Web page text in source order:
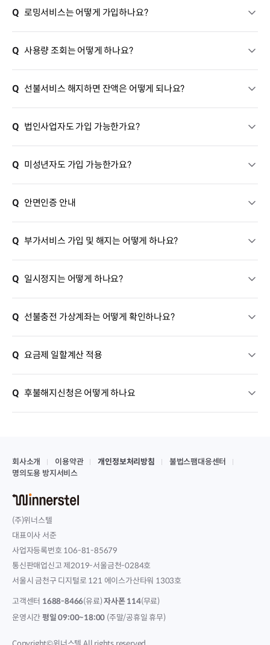
Q 로밍서비스는 어떻게 가입하나요?
Q 사용량 조회는 어떻게 하나요?
Q 선불서비스 해지하면 잔액은 어떻게 되나요?
Q 법인사업자도 가입 가능한가요?
Q 미성년자도 가입 가능한가요?
Q 안면인증 안내
Q 부가서비스 가입 및 해지는 어떻게 하나요?
Q 일시정지는 어떻게 하나요?
Q 선불충전 가상계좌는 어떻게 확인하나요?
Q 요금제 일할계산 적용
Q 후불해지신청은 어떻게 하나요
회사소개 이용약관 개인정보처리방침
불법스팸대응센터
명의도용 방지서비스
(주)위너스텔
대표이사 서준
사업자등록번호 106-81-85679
통신판매업신고 제2019-서울금천-0284호
서울시 금천구 디지털로 121 에이스가산타워 1303호
고객센터 1688-8466(유료)자사폰 114(무료)
운영시간평일 09:00~18:00 (주말/공휴일 휴무)